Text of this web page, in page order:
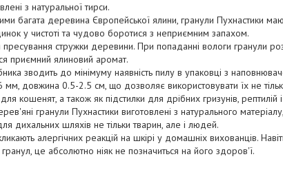
з натуральної тирси.
багата деревина Європейської ялини, гранули Пухнастики
у чистоті та чудово боротися з неприємним запахом.
стружки деревини. При попаданні вологи гранули
приємний ялиновий аромат.
зводить до мінімуму наявність пилу в упаковці з
довжина 0.5-2.5 см, що дозволяє використовувати їх не
кошенят, а також як підстилки для дрібних гризунів, рептилій і
гранули Пухнастики виготовлені з натурального
дихальних шляхів не тільки тварин, але і людей.
алергічних реакцій на шкірі у домашніх вихованців.
це абсолютно ніяк не позначиться на його здоров'ї.